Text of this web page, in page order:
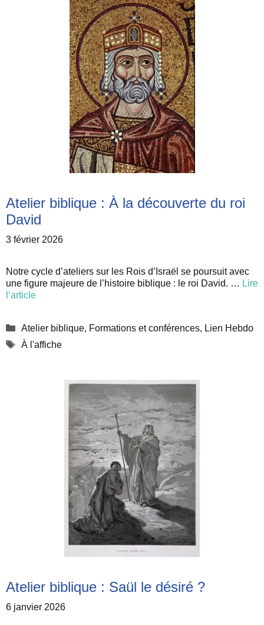
Atelier biblique : À la découverte du roi
David
3 février 2026
Notre cycle d’ateliers sur les Rois d’Israël se poursuit avec
une figure majeure de l’histoire biblique : le roi David. … Lire
l’article
Catégories
Atelier biblique, Formations et conférences, Lien Hebdo
Étiquettes
À l'affiche
Atelier biblique : Saül le désiré ?
6 janvier 2026